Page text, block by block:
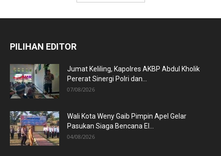
PILIHAN EDITOR
Jumat Keliling, Kapolres AKBP Abdul Kholik
Pererat Sinergi Polri dan...
07/08/2026
Wali Kota Weny Gaib Pimpin Apel Gelar
Pasukan Siaga Bencana El...
04/08/2026